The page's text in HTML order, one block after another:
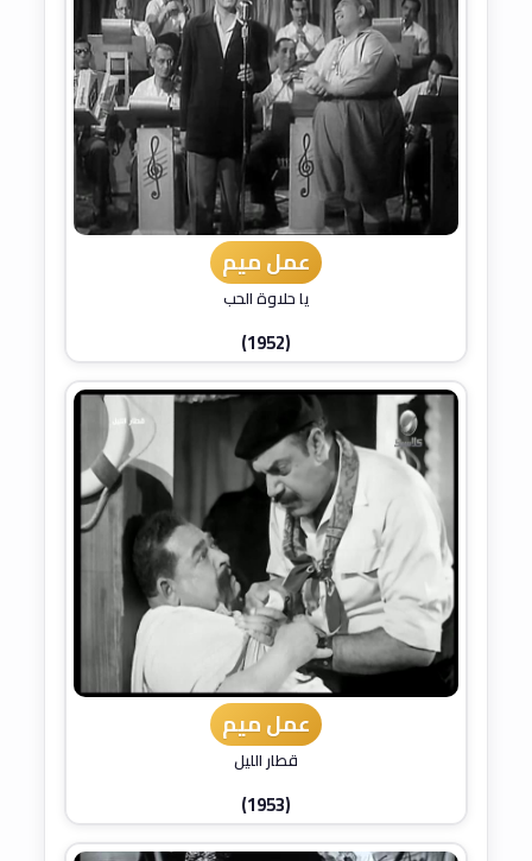
عمل ميم
يا حلاوة الحب
(1952)
عمل ميم
قطار الليل
(1953)